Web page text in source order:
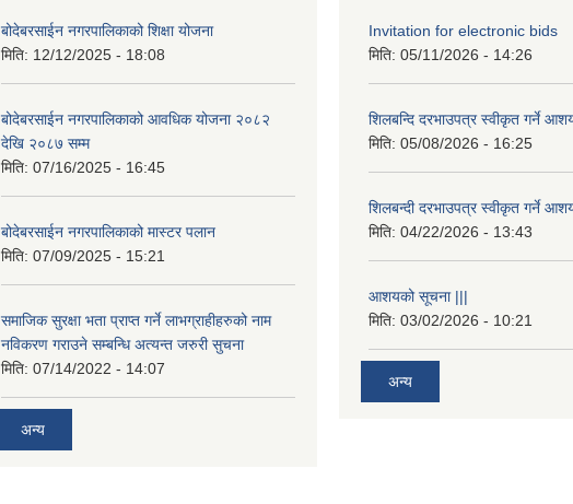
बोदेबरसाईन नगरपालिकाको शिक्षा योजना
मिति: 12/12/2025 - 18:08
बोदेबरसाईन नगरपालिकाको आवधिक योजना २०८२
देखि २०८७ सम्म
मिति: 07/16/2025 - 16:45
बोदेबरसाईन नगरपालिकाको मास्टर पलान
मिति: 07/09/2025 - 15:21
समाजिक सुरक्षा भता प्राप्त गर्ने लाभग्राहीहरुको नाम
नविकरण गराउने सम्बन्धि अत्यन्त जरुरी सुचना
मिति: 07/14/2022 - 14:07
अन्य
Invitation for electronic bids
मिति: 05/11/2026 - 14:26
शिलबन्दि दरभाउपत्र स्वीकृत गर्ने
मिति: 05/08/2026 - 16:25
शिलबन्दी दरभाउपत्र स्वीकृत गर्ने
मिति: 04/22/2026 - 13:43
आशयको सूचना |||
मिति: 03/02/2026 - 10:21
अन्य